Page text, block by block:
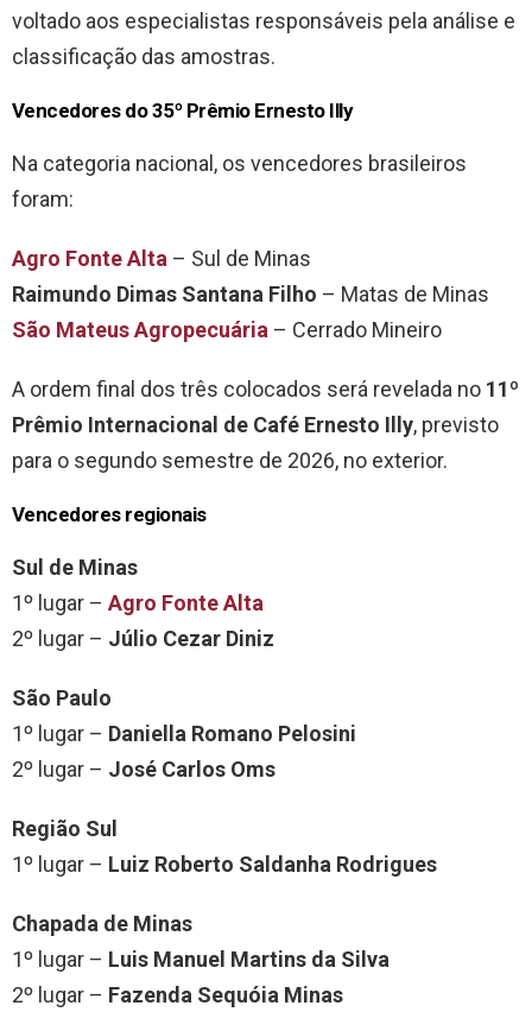
voltado aos especialistas responsáveis pela análise e
classificação das amostras.
Vencedores do 35º Prêmio Ernesto Illy
Na categoria nacional, os vencedores brasileiros
foram:
Agro Fonte Alta – Sul de Minas
Raimundo Dimas Santana Filho – Matas de Minas
São Mateus Agropecuária – Cerrado Mineiro
A ordem final dos três colocados será revelada no 11º
Prêmio Internacional de Café Ernesto Illy, previsto
para o segundo semestre de 2026, no exterior.
Vencedores regionais
Sul de Minas
1º lugar – Agro Fonte Alta
2º lugar – Júlio Cezar Diniz
São Paulo
1º lugar – Daniella Romano Pelosini
2º lugar – José Carlos Oms
Região Sul
1º lugar – Luiz Roberto Saldanha Rodrigues
Chapada de Minas
1º lugar – Luis Manuel Martins da Silva
2º lugar – Fazenda Sequóia Minas